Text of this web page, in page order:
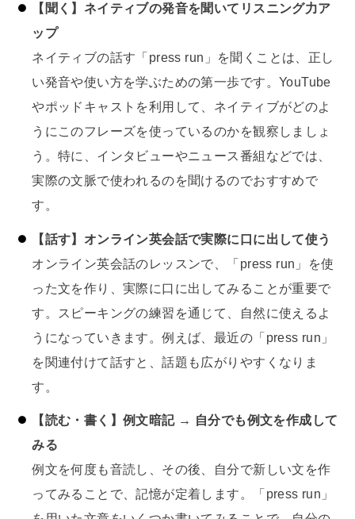
【聞く】ネイティブの発音を聞いてリスニング力ア
ップ
ネイティブの話す「press run」を聞くことは、正し
い発音や使い方を学ぶための第一歩です。YouTube
やポッドキャストを利用して、ネイティブがどのよ
うにこのフレーズを使っているのかを観察しましょ
う。特に、インタビューやニュース番組などでは、
実際の文脈で使われるのを聞けるのでおすすめで
す。
【話す】オンライン英会話で実際に口に出して使う
オンライン英会話のレッスンで、「press run」を使
った文を作り、実際に口に出してみることが重要で
す。スピーキングの練習を通じて、自然に使えるよ
うになっていきます。例えば、最近の「press run」
を関連付けて話すと、話題も広がりやすくなりま
す。
【読む・書く】例文暗記 → 自分でも例文を作成して
みる
例文を何度も音読し、その後、自分で新しい文を作
ってみることで、記憶が定着します。「press run」